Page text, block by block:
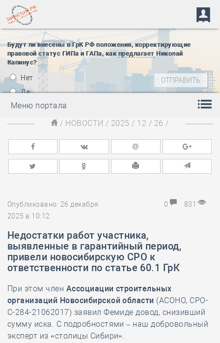
Будут ли внесены в ГрК РФ положения, корректирующие
правовой статус ГИПа и ГАПа, как предлагает Николай
Капинус?
Нет
Да
Меню портала
/ НОВОСТИ / 2025 / 12 / 26 /
Опубликовано: 26 декабря
2025 в 10:12
0 831
Недостатки работ участника,
выявленные в гарантийный период,
привели новосибирскую СРО к
ответственности по статье 60.1 ГрК
При этом член Ассоциации строительных
организаций Новосибирской области (АСОНО, СРО-
С-284-21062017) заявил Фемиде довод, снизивший
сумму иска. С подробностями – наш добровольный
эксперт из «столицы Сибири».